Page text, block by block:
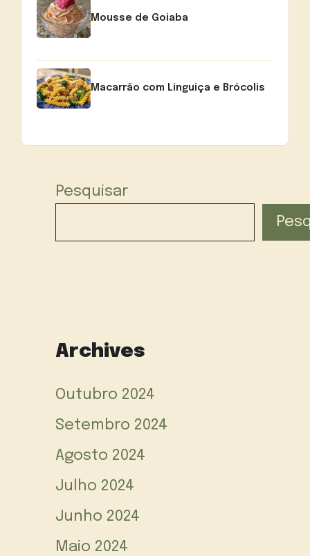
Mousse de Goiaba
Macarrão com Linguiça e Brócolis
Pesquisar
Archives
Outubro 2024
Setembro 2024
Agosto 2024
Julho 2024
Junho 2024
Maio 2024